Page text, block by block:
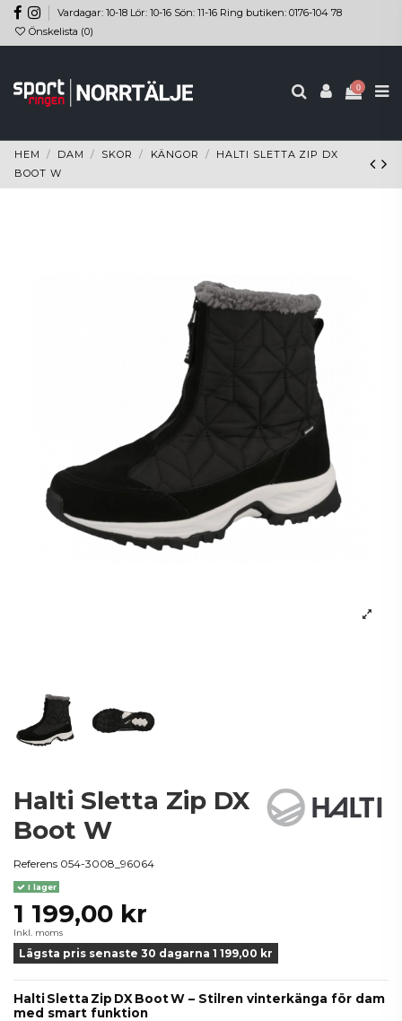
Vardagar: 10-18 Lör: 10-16 Sön: 11-16 Ring butiken: 0176-104 78
Önskelista (0)
0
HEM DAM SKOR KÄNGOR
HALTI SLETTA ZIP DX
BOOT W
Halti Sletta Zip DX
Boot W
Referens 054-3008_96064
I lager
1 199,00 kr
Inkl. moms
Lägsta pris senaste 30 dagarna 1 199,00 kr
Halti Sletta Zip DX Boot W – Stilren vinterkänga för dam
med smart funktion